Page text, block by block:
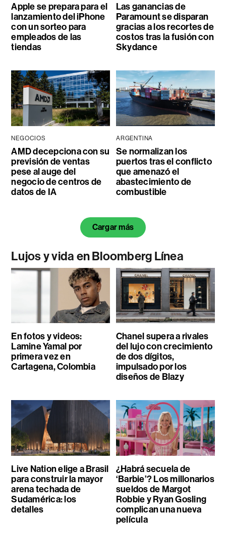
Apple se prepara para el
lanzamiento del iPhone
con un sorteo para
empleados de las
tiendas
Las ganancias de
Paramount se disparan
gracias a los recortes de
costos tras la fusión con
Skydance
NEGOCIOS
AMD decepciona con su
previsión de ventas
pese al auge del
negocio de centros de
datos de IA
ARGENTINA
Se normalizan los
puertos tras el conflicto
que amenazó el
abastecimiento de
combustible
Cargar más
Lujos y vida en Bloomberg Línea
En fotos y videos:
Lamine Yamal por
primera vez en
Cartagena, Colombia
Chanel supera a rivales
del lujo con crecimiento
de dos dígitos,
impulsado por los
diseños de Blazy
Live Nation elige a Brasil
para construir la mayor
arena techada de
Sudamérica: los
detalles
¿Habrá secuela de
‘Barbie’? Los millonarios
sueldos de Margot
Robbie y Ryan Gosling
complican una nueva
película